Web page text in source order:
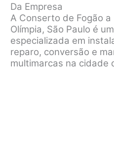
Da Empresa
A Conserto de Fogão a
Olímpia, São Paulo é
especializada em
reparo, conversão e
multimarcas na cidade